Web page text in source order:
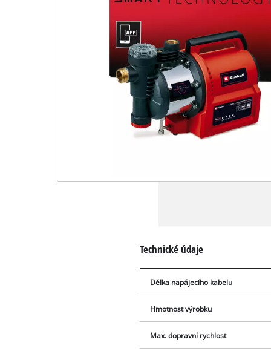
Technické údaje
Délka napájecího kabelu
Hmotnost výrobku
Max. dopravní rychlost